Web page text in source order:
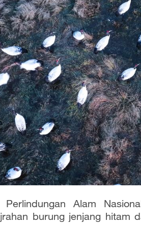
Alam
burung jenjang hitam